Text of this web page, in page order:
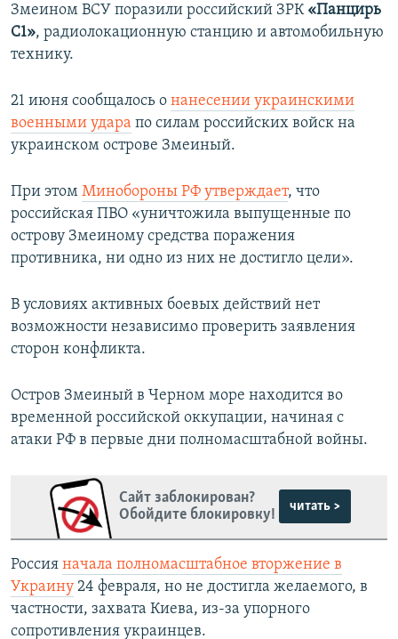
Змеином ВСУ поразили российский ЗРК «Панцирь
С1», радиолокационную станцию и автомобильную
технику.
21 июня сообщалось о нанесении украинскими
военными удара по силам российских войск на
украинском острове Змеиный.
При этом Минобороны РФ утверждает, что
российская ПВО «уничтожила выпущенные по
острову Змеиному средства поражения
противника, ни одно из них не достигло цели».
В условиях активных боевых действий нет
возможности независимо проверить заявления
сторон конфликта.
Остров Змеиный в Черном море находится во
временной российской оккупации, начиная с
атаки РФ в первые дни полномасштабной войны.
Сайт заблокирован?
Обойдите блокировку!
читать >
Россия начала полномасштабное вторжение в
Украину 24 февраля, но не достигла желаемого, в
частности, захвата Киева, из-за упорного
сопротивления украинцев.